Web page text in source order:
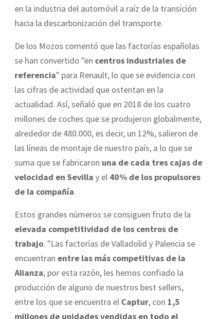
en la industria del automóvil a raíz de la transición
hacia la descarbonización del transporte.
De los Mozos comentó que las factorías españolas
se han convertido "en centros industriales de
referencia" para Renault, lo que se evidencia con
las cifras de actividad que ostentan en la
actualidad. Así, señaló que en 2018 de los cuatro
millones de coches que se produjeron globalmente,
alrededor de 480.000, es decir, un 12%, salieron de
las líneas de montaje de nuestro país, a lo que se
suma que se fabricaron una de cada tres cajas de
velocidad en Sevilla y el 40% de los propulsores
de la compañía.
Estos grandes números se consiguen fruto de la
elevada competitividad de los centros de
trabajo. "Las factorías de Valladolid y Palencia se
encuentran entre las más competitivas de la
Alianza; por esta razón, les hemos confiado la
producción de alguno de nuestros best sellers,
entre los que se encuentra el Captur, con 1,5
millones de unidades vendidas en todo el